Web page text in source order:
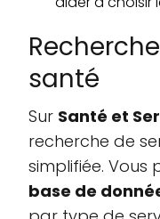
santé
Sur Santé et
recherche de
simplifiée. Vous
base de